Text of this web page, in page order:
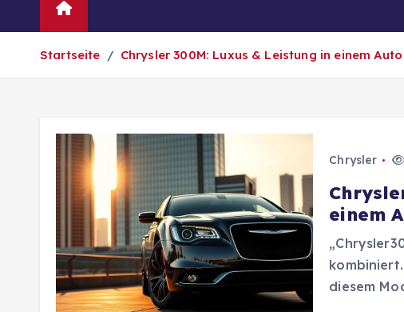
Startseite Chrysler 300M: Luxus & Leistung in einem Auto
Chrysler
einem
diesem